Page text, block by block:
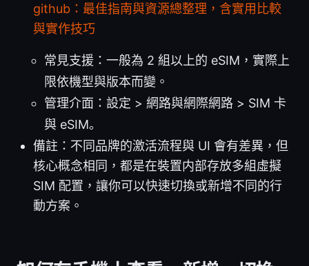
github：最佳指南與資源總整理，含實用比較
與實作技巧
常見支援：一般為 2 組以上的 eSIM，實際上
限依機型與版本而變。
管理介面：設定 > 網路與網際網路 > SIM 卡
與 eSIM。
備註：不同品牌的激活流程與 UI 會有差異，但
核心概念相同，都是在裝置内部存放多組虛擬
SIM 配置，讓你可以快速切換或新增不同的行
動方案。